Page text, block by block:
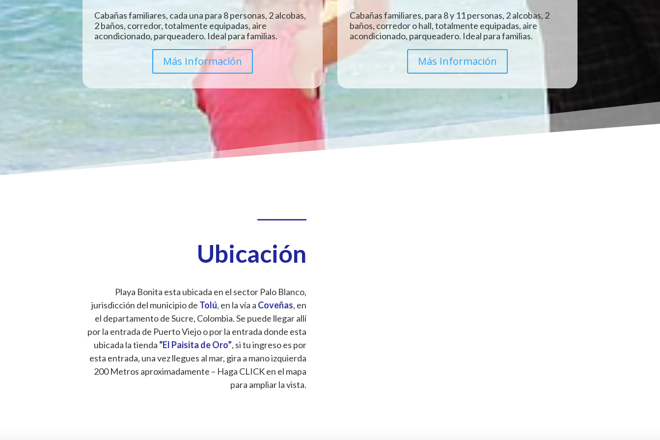
Cabañas familiares, cada una para 8 personas, 2 alcobas,
2 baños, corredor, totalmente equipadas, aire
acondicionado, parqueadero. Ideal para familias.
Más Información
Cabañas familiares, para 8 y 11 personas, 2 alcobas, 2
baños, corredor o hall, totalmente equipadas, aire
acondicionado, parqueadero. Ideal para familias.
Más Información
Ubicación
Playa Bonita esta ubicada en el sector Palo Blanco,
jurisdicción del municipio de Tolú, en la vía a Coveñas, en
el departamento de Sucre, Colombia. Se puede llegar allí
por la entrada de Puerto Viejo o por la entrada donde esta
ubicada la tienda “El Paisita de Oro”, si tu ingreso es por
esta entrada, una vez llegues al mar, gira a mano izquierda
200 Metros aproximadamente – Haga CLICK en el mapa
para ampliar la vista.